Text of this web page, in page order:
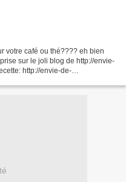
votre café ou thé???? eh bien
sur le joli blog de http://envie-
http://envie-de-